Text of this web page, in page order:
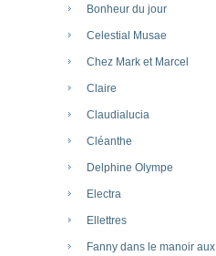
Bonheur du jour
Celestial Musae
Chez Mark et Marcel
Claire
Claudialucia
Cléanthe
Delphine Olympe
Electra
Ellettres
Fanny dans le manoir aux